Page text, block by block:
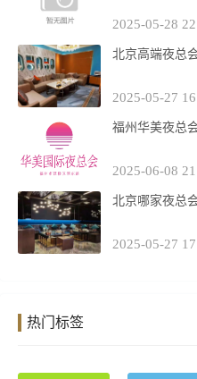
2025-05-28
北京高端夜总
2025-05-27
福州华美夜总
2025-06-08
北京哪家夜总
2025-05-27
热门标签